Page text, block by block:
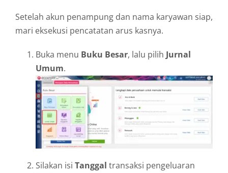
Setelah akun penampung dan nama karyawan siap,
mari eksekusi pencatatan arus kasnya.
Buka menu Buku Besar, lalu pilih Jurnal
Umum.
Silakan isi Tanggal transaksi pengeluaran